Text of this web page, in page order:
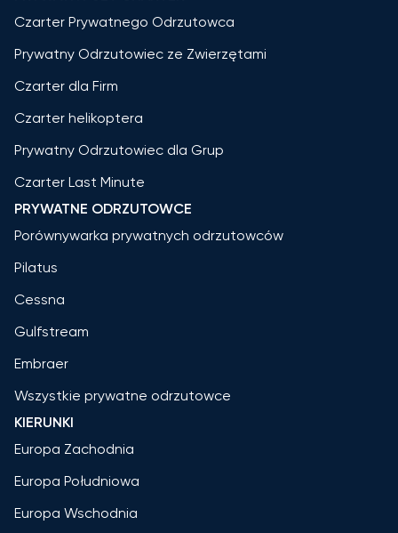
Czarter Prywatnego Odrzutowca
Prywatny Odrzutowiec ze Zwierzętami
Czarter dla Firm
Czarter helikoptera
Prywatny Odrzutowiec dla Grup
Czarter Last Minute
PRYWATNE ODRZUTOWCE
Porównywarka prywatnych odrzutowców
Pilatus
Cessna
Gulfstream
Embraer
Wszystkie prywatne odrzutowce
KIERUNKI
Europa Zachodnia
Europa Południowa
Europa Wschodnia